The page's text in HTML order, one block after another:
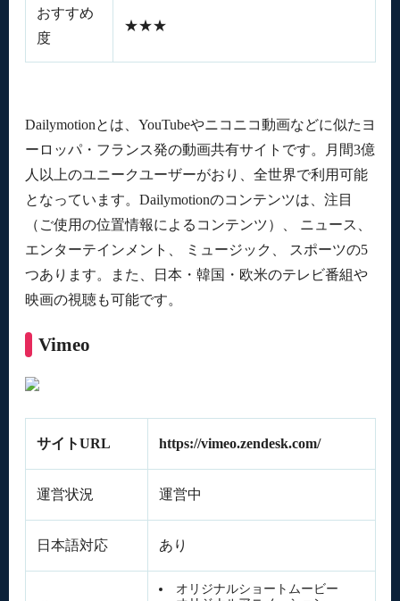
おすすめ
度
★★★
Dailymotionとは、YouTubeやニコニコ動画などに似たヨ
ーロッパ・フランス発の動画共有サイトです。月間3億
人以上のユニークユーザーがおり、全世界で利用可能
となっています。Dailymotionのコンテンツは、注目
（ご使用の位置情報によるコンテンツ）、 ニュース、
エンターテインメント、 ミュージック、 スポーツの5
つあります。また、日本・韓国・欧米のテレビ番組や
映画の視聴も可能です。
Vimeo
サイトURL https://vimeo.zendesk.com/
運営状況 運営中
日本語対応 あり
オリジナルショートムービー